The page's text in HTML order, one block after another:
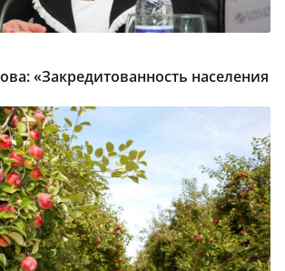
«Закредитованность населения